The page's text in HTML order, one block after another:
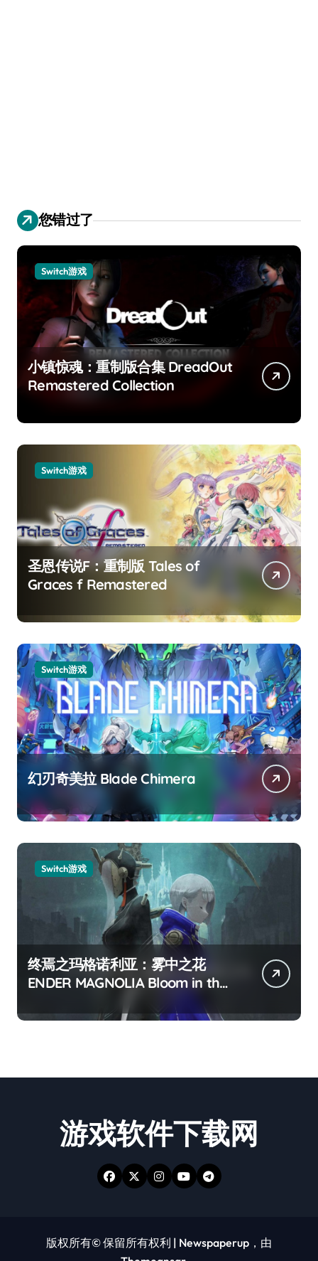
您错过了
Switch游戏
小镇惊魂：重制版合集 DreadOut
Remastered Collection
Switch游戏
圣恩传说F：重制版 Tales of
Graces f Remastered
Switch游戏
幻刃奇美拉 Blade Chimera
Switch游戏
终焉之玛格诺利亚：雾中之花
ENDER MAGNOLIA Bloom in the
游戏软件下载网
版权所有© 保留所有权利 | Newspaperup ，由